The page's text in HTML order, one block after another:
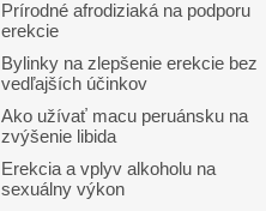
Prírodné afrodiziaká na podporu
erekcie
Bylinky na zlepšenie erekcie bez
vedľajších účinkov​
Ako užívať macu peruánsku na
zvýšenie libida
Erekcia a vplyv alkoholu na
sexuálny výkon